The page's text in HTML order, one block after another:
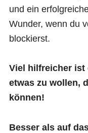
und ein
Wunder, wenn du
blockierst.
Viel hilfreicher ist
etwas zu wollen,
können!
Besser als auf